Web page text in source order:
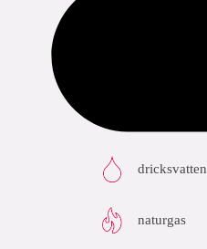
dricksvatten
naturgas